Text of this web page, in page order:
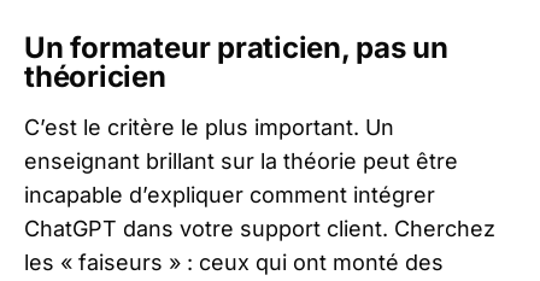
Un formateur praticien, pas un
théoricien
C’est le critère le plus important. Un
enseignant brillant sur la théorie peut être
incapable d’expliquer comment intégrer
ChatGPT dans votre support client. Cherchez
les « faiseurs » : ceux qui ont monté des